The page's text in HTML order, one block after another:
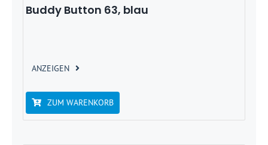
Buddy Button 63, blau
ANZEIGEN
ZUM WARENKORB